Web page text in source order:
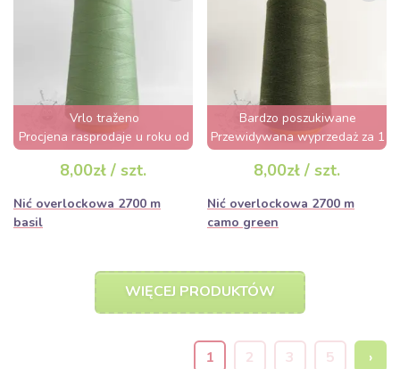
Vrlo traženo
Procjena rasprodaje u roku od
8,00zł / szt.
Nić overlockowa 2700 m
basil
Bardzo poszukiwane
Przewidywana wyprzedaż za 1
8,00zł / szt.
Nić overlockowa 2700 m
camo green
WIĘCEJ PRODUKTÓW
1 2 3 5 ›